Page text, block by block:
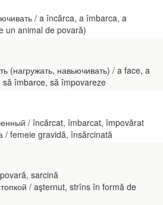
/ a încărca, a îmbarca, a
un animal de povară)
(нагружать, навьючивать) / a face, a
îmbarce, să împovareze
/ încărcat, îmbarcat, împovărat
femeie gravidă, însărcinată
sarcină
/ aşternut, strîns în formă de